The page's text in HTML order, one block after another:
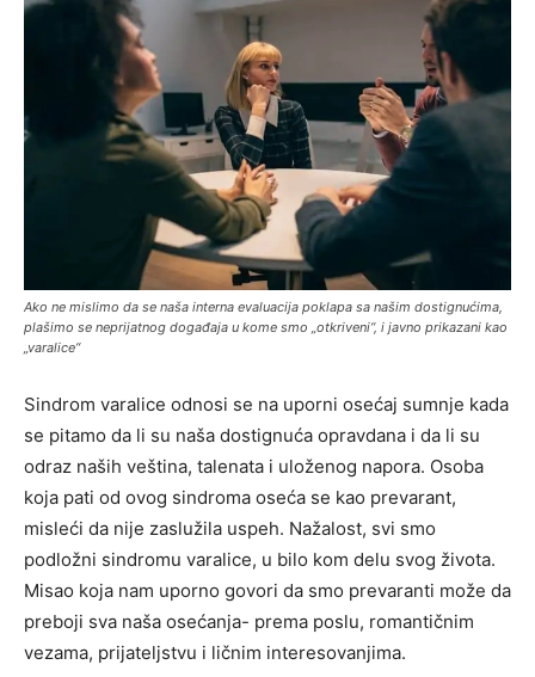
Ako ne mislimo da se naša interna evaluacija poklapa sa našim dostignućima,
plašimo se neprijatnog događaja u kome smo „otkriveni“, i javno prikazani kao
„varalice“
Sindrom varalice odnosi se na uporni osećaj sumnje kada
se pitamo da li su naša dostignuća opravdana i da li su
odraz naših veština, talenata i uloženog napora. Osoba
koja pati od ovog sindroma oseća se kao prevarant,
misleći da nije zaslužila uspeh. Nažalost, svi smo
podložni sindromu varalice, u bilo kom delu svog života.
Misao koja nam uporno govori da smo prevaranti može da
preboji sva naša osećanja- prema poslu, romantičnim
vezama, prijateljstvu i ličnim interesovanjima.